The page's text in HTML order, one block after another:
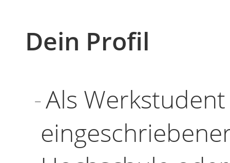
Dein Profil
Als